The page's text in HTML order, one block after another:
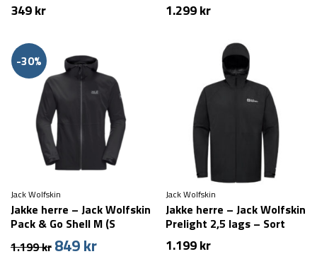
349kr 1.299kr
-30%
Jack Wolfskin
Jakke herre – Jack Wolfskin
Pack & Go Shell M (S
1.199kr Den
849krDen
Jack Wolfskin
Jakke herre – Jack Wolfskin
Prelight 2,5 lags – Sort
1.199kr